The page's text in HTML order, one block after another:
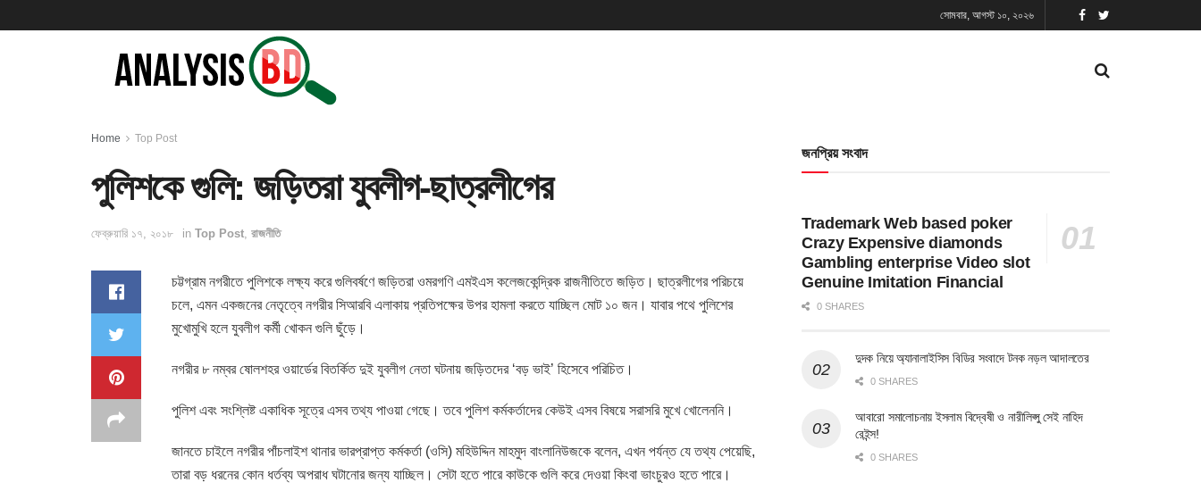
সোমবার, আগস্ট ১০, ২০২৬
Home Top Post
পুলিশকে গুলি: জড়িতরা যুবলীগ-ছাত্রলীগের
ফেব্রুয়ারি ১৭, ২০১৮ in Top Post রাজনীতি
চট্টগ্রাম নগরীতে পুলিশকে লক্ষ্য করে গুলিবর্ষণে জড়িতরা ওমরগণি এমইএস কলেজকেন্দ্রিক রাজনীতিতে জড়িত। ছাত্রলীগের পরিচয়ে
চলে, এমন একজনের নেতৃত্বে নগরীর সিআরবি এলাকায় প্রতিপক্ষের উপর হামলা করতে যাচ্ছিল মোট ১০ জন। যাবার পথে পুলিশের
মুখোমুখি হলে যুবলীগ কর্মী খোকন গুলি ছুঁড়ে।
নগরীর ৮ নম্বর ষোলশহর ওয়ার্ডের বিতর্কিত দুই যুবলীগ নেতা ঘটনায় জড়িতদের ‘বড় ভাই’ হিসেবে পরিচিত।
পুলিশ এবং সংশ্লিষ্ট একাধিক সূত্রে এসব তথ্য পাওয়া গেছে। তবে পুলিশ কর্মকর্তাদের কেউই এসব বিষয়ে সরাসরি মুখে খোলেননি।
জানতে চাইলে নগরীর পাঁচলাইশ থানার ভারপ্রাপ্ত কর্মকর্তা (ওসি) মহিউদ্দিন মাহমুদ বাংলানিউজকে বলেন, এখন পর্যন্ত যে তথ্য পেয়েছি,
তারা বড় ধরনের কোন ধর্তব্য অপরাধ ঘটানোর জন্য যাচ্ছিল। সেটা হতে পারে কাউকে গুলি করে দেওয়া কিংবা ভাংচুরও হতে পারে।
জনপ্রিয় সংবাদ
Trademark Web based poker
Crazy Expensive diamonds
Gambling enterprise Video slot
Genuine Imitation Financial
0 SHARES
দুদক নিয়ে অ্যানালাইসিস বিডির সংবাদে টনক নড়ল আদালতের
0 SHARES
আবারো সমালোচনায় ইসলাম বিদ্বেষী ও নারীলিপ্সু সেই নাহিদ
রেইন্স!
0 SHARES